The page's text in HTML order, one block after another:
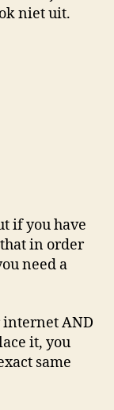
niet uit.
if you have
in order
need a
internet AND
it, you
same